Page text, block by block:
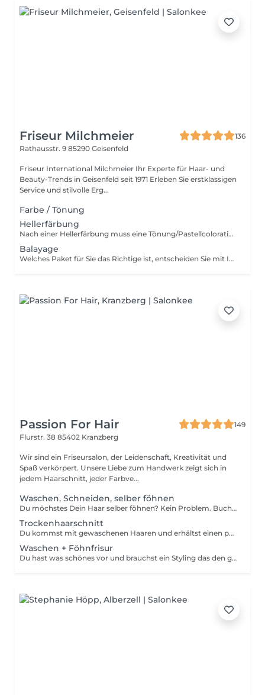
Friseur Milchmeier
136
Rathausstr. 9 85290 Geisenfeld
Friseur International Milchmeier Ihr Experte für Haar- und
Beauty-Trends in Geisenfeld seit 1971 Erleben Sie erstklassigen
Service und stilvolle Erg...
Farbe / Tönung
Hellerfärbung
Nach einer Hellerfärbung muss eine Tönung/Pastellcoloration dazugebucht werden
Balayage
Welches Paket für Sie das Richtige ist, entscheiden Sie mit Ihrer Friseurin beim Beratungsgespräch!
Passion For Hair
149
Flurstr. 38 85402 Kranzberg
Wir sind ein Friseursalon, der Leidenschaft, Kreativität und
Spaß verkörpert. Unsere Liebe zum Handwerk zeigt sich in
jedem Haarschnitt, jeder Farbve...
Waschen, Schneiden, selber föhnen
Du möchstes Dein Haar selber föhnen? Kein Problem. Buche das Föhn-it-yourself paket.
Trockenhaarschnitt
Du kommst mit gewaschenen Haaren und erhältst einen perfekten Schnitt. Ohne waschen und föhnen
Waschen + Föhnfrisur
Du hast was schönes vor und brauchst ein Styling das den ganzen Tag hält? Dann ist eine Föhnfrisur das richtige. Wir waschen deine Haare, benutzen Festiger und kreiren nach deinen Wünschen ein Styling das dich strahlen lässt.